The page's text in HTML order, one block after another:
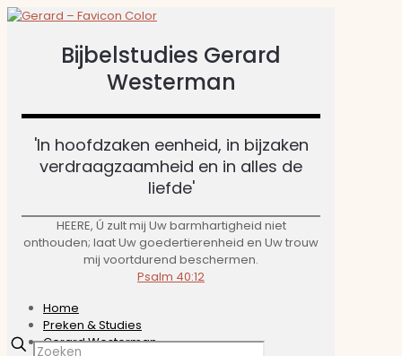
Bijbelstudies Gerard
Westerman
'In hoofdzaken eenheid, in bijzaken
verdraagzaamheid en in alles de
liefde'​
HEERE, Ú zult mij Uw barmhartigheid niet
onthouden; laat Uw goedertierenheid en Uw trouw
mij voortdurend beschermen.
Psalm 40:12
Home
Preken & Studies
Gerard Westerman